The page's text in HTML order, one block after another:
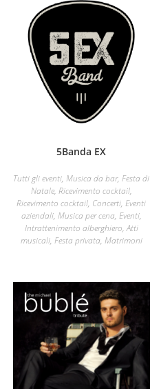
5Banda EX
Tutti gli eventi,Musica da bar,Festa di
Natale, Ricevimento cocktail,
Ricevimento cocktail, Concerti,Eventi
aziendali, Musica per cena, Eventi,
Intrattenimento alberghiero,Atti
musicali, Festa privata, Matrimoni